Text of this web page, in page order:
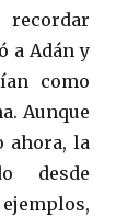
a Adán y
como
Aunque
ahora, la
desde